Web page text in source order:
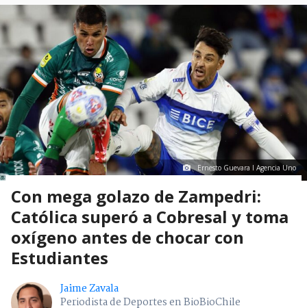
Ernesto Guevara I Agencia Uno
Con mega golazo de Zampedri:
Católica superó a Cobresal y toma
oxígeno antes de chocar con
Estudiantes
Jaime Zavala
Periodista de Deportes en BioBioChile